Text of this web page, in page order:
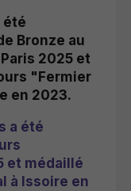
été
Bronze au
2025 et
"Fermier
en 2023.
a été
et médaillé
à Issoire en